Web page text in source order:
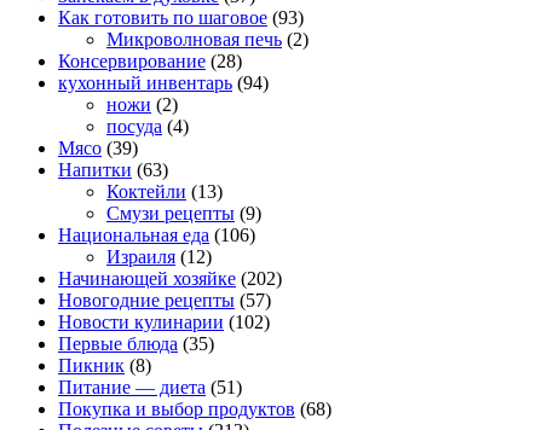
Как готовить по шаговое (93)
Микроволновая печь (2)
Консервирование (28)
кухонный инвентарь (94)
ножи (2)
посуда (4)
Мясо (39)
Напитки (63)
Коктейли (13)
Смузи рецепты (9)
Национальная еда (106)
Израиля (12)
Начинающей хозяйке (202)
Новогодние рецепты (57)
Новости кулинарии (102)
Первые блюда (35)
Пикник (8)
Питание — диета (51)
Покупка и выбор продуктов (68)